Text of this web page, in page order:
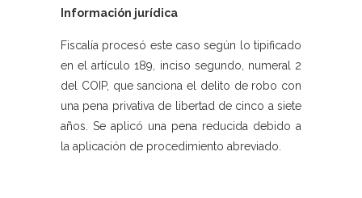
Información jurídica
Fiscalía procesó este caso según lo tipificado
en el artículo 189, inciso segundo, numeral 2
del COIP, que sanciona el delito de robo con
una pena privativa de libertad de cinco a siete
años. Se aplicó una pena reducida debido a
la aplicación de procedimiento abreviado.